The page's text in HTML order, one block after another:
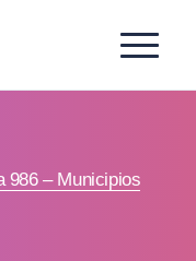
986 – Municipios